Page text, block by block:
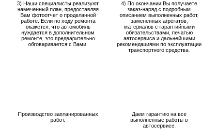
3) Наши специалисты реализуют
намеченный план, предоставляя
Вам фотоотчет о проделанной
работе. Если по ходу ремонта
окажется, что автомобиль
нуждается в дополнительном
ремонте, это предварительно
обговаривается с Вами.
4) По окончании Вы получаете
заказ-наряд с подробным
описанием выполненных работ,
замененных агрегатов,
материалов с гарантийными
обязательствами, печатью
автосервиса и дальнейшими
рекомендациями по эксплуатации
транспортного средства.
Производство запланированных
работ.
Даем гарантию на все
выполненные работы в
автосервисе.